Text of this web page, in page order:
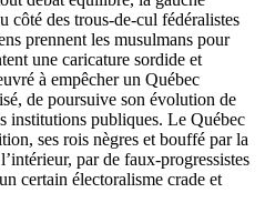
côté des trous-de-cul fédéralistes
prennent les musulmans pour
une caricature sordide et
à empêcher un Québec
de poursuive son évolution de
institutions publiques. Le Québec
ses rois nègres et bouffé par la
par de faux-progressistes
certain électoralisme crade et